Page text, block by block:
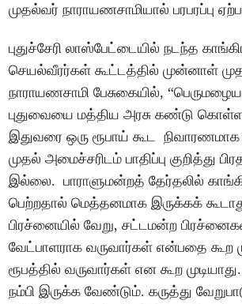
முதல்வர் நாராயணசாமியால் பரபரப்பு
புதுச்சேரி லாஸ்பேட்டையில் நடந்த
செயல்வீரர்கள் கூட்டத்தில் முன்னாள்
நாராயணசாமி பேசுகையில்,
புதுவையை மத்திய அரசு கண்டு
இதுவரை ஒரு ரூபாய் கூட
முதல் அமைச்சரிடம் பாதிப்பு குறித்து
இல்லை. பாராளுமன்றத் தேர்தலில்
பெற்றதால் மெத்தனமாக இருக்கக்
பிரச்னையில் வேறு, சட்டமன்ற
வேட்பாளராக வருவார்கள் என்பதை கூற
ரூபத்தில் வருவார்கள் என கூற
நம்பி இருக்க வேண்டும். கருத்து